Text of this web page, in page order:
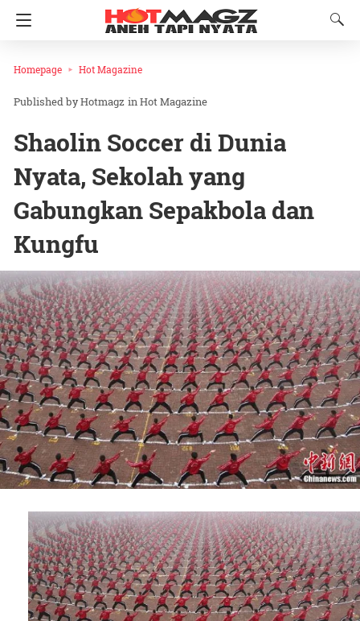
Homepage Hot Magazine
Hotmagz inHot Magazine
Shaolin Soccer di Dunia
Nyata, Sekolah yang
Gabungkan Sepakbola dan
Kungfu